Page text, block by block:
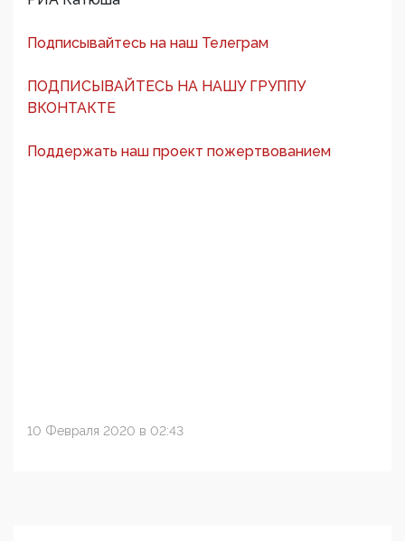
Подписывайтесь на наш Телеграм
ПОДПИСЫВАЙТЕСЬ НА НАШУ ГРУППУ
ВКОНТАКТЕ
Поддержать наш проект пожертвованием
10 Февраля 2020 в 02:43